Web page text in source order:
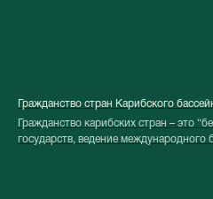
Гражданство стран Карибского
Гражданство карибских стран – это
государств, ведение международного